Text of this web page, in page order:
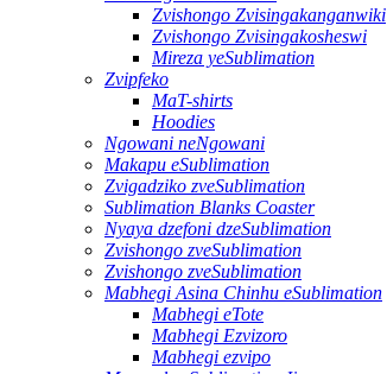
Zvishongo Zvisingakanganwiki
Zvishongo Zvisingakosheswi
Mireza yeSublimation
Zvipfeko
MaT-shirts
Hoodies
Ngowani neNgowani
Makapu eSublimation
Zvigadziko zveSublimation
Sublimation Blanks Coaster
Nyaya dzefoni dzeSublimation
Zvishongo zveSublimation
Zvishongo zveSublimation
Mabhegi Asina Chinhu eSublimation
Mabhegi eTote
Mabhegi Ezvizoro
Mabhegi ezvipo